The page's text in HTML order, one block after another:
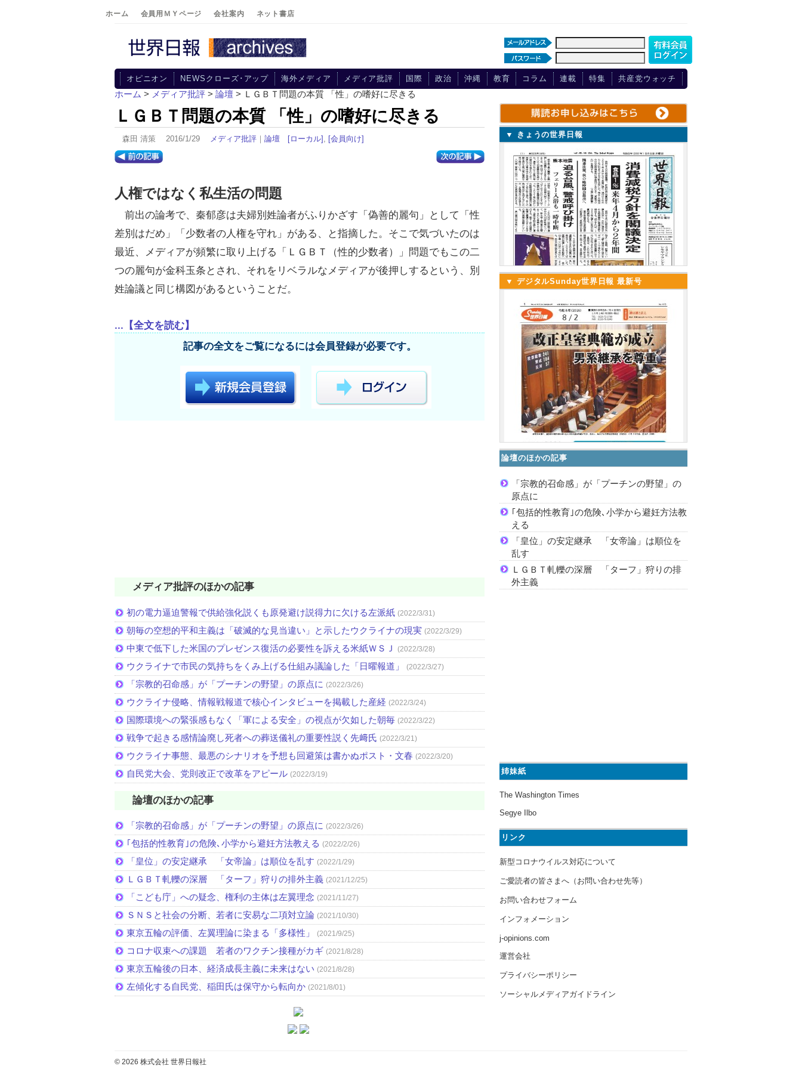
ホーム 会員用ＭＹページ 会社案内 ネット書店
オピニオン NEWSクローズ･アップ 海外メディア メディア批評 国際 政治 沖縄 教育 コラム 連載 特集 共産党ウォッチ
ホーム > メディア批評 > 論壇 > ＬＧＢＴ問題の本質 「性」の嗜好に尽きる
ＬＧＢＴ問題の本質 「性」の嗜好に尽きる
森田 清策 2016/1/29 メディア批評 ｜ 論壇 [ローカル] , [会員向け]
人権ではなく私生活の問題
前出の論考で、秦郁彦は夫婦別姓論者がふりかざす「偽善的麗句」として「性
差別はだめ」「少数者の人権を守れ」がある、と指摘した。そこで気づいたのは
最近、メディアが頻繁に取り上げる「ＬＧＢＴ（性的少数者）」問題でもこの二
つの麗句が金科玉条とされ、それをリベラルなメディアが後押しするという、別
姓論議と同じ構図があるということだ。
...【全文を読む】
記事の全文をご覧になるには会員登録が必要です。
メディア批評のほかの記事
初の電力逼迫警報で供給強化説くも原発避け説得力に欠ける左派紙 (2022/3/31)
朝毎の空想的平和主義は「破滅的な見当違い」と示したウクライナの現実 (2022/3/29)
中東で低下した米国のプレゼンス復活の必要性を訴える米紙ＷＳＪ (2022/3/28)
ウクライナで市民の気持ちをくみ上げる仕組み議論した「日曜報道」 (2022/3/27)
「宗教的召命感」が「プーチンの野望」の原点に (2022/3/26)
ウクライナ侵略、情報戦報道で核心インタビューを掲載した産経 (2022/3/24)
国際環境への緊張感もなく「軍による安全」の視点が欠如した朝毎 (2022/3/22)
戦争で起きる感情論廃し死者への葬送儀礼の重要性説く先﨑氏 (2022/3/21)
ウクライナ事態、最悪のシナリオを予想も回避策は書かぬポスト・文春 (2022/3/20)
自民党大会、党則改正で改革をアピール (2022/3/19)
論壇のほかの記事
「宗教的召命感」が「プーチンの野望」の原点に (2022/3/26)
｢包括的性教育｣の危険､小学から避妊方法教える (2022/2/26)
「皇位」の安定継承 「女帝論」は順位を乱す (2022/1/29)
ＬＧＢＴ軋轢の深層 「ターフ」狩りの排外主義 (2021/12/25)
「こども庁」への疑念、権利の主体は左翼理念 (2021/11/27)
ＳＮＳと社会の分断、若者に安易な二項対立論 (2021/10/30)
東京五輪の評価、左翼理論に染まる「多様性」 (2021/9/25)
コロナ収束への課題 若者のワクチン接種がカギ (2021/8/28)
東京五輪後の日本、経済成長主義に未来はない (2021/8/28)
左傾化する自民党、稲田氏は保守から転向か (2021/8/01)
▼ きょうの世界日報
▼ デジタルSunday世界日報 最新号
論壇のほかの記事
「宗教的召命感」が「プーチンの野望」の
原点に
｢包括的性教育｣の危険､小学から避妊方法教
える
「皇位」の安定継承 「女帝論」は順位を
乱す
ＬＧＢＴ軋轢の深層 「ターフ」狩りの排
外主義
姉妹紙
The Washington Times
Segye Ilbo
リンク
新型コロナウイルス対応について
ご愛読者の皆さまへ（お問い合わせ先等）
お問い合わせフォーム
インフォメーション
j-opinions.com
運営会社
プライバシーポリシー
ソーシャルメディアガイドライン
© 2026 株式会社 世界日報社